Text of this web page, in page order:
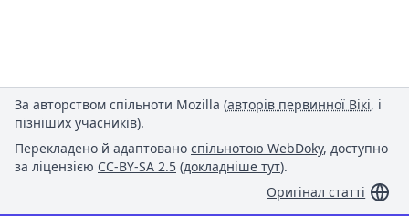
За авторством спільноти Mozilla (авторів первинної Вікі, і
пізніших учасників).
Перекладено й адаптовано спільнотою WebDoky, доступно
за ліцензією CC-BY-SA 2.5 (докладніше тут).
Оригінал статті